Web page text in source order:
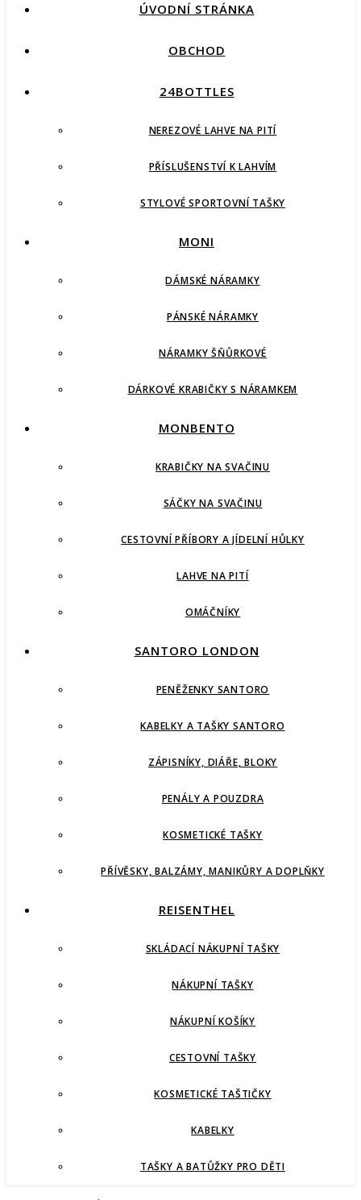
ÚVODNÍ STRÁNKA
OBCHOD
24BOTTLES
NEREZOVÉ LAHVE NA PITÍ
PŘÍSLUŠENSTVÍ K LAHVÍM
STYLOVÉ SPORTOVNÍ TAŠKY
MONI
DÁMSKÉ NÁRAMKY
PÁNSKÉ NÁRAMKY
NÁRAMKY ŠŇŮRKOVÉ
DÁRKOVÉ KRABIČKY S NÁRAMKEM
MONBENTO
KRABIČKY NA SVAČINU
SÁČKY NA SVAČINU
CESTOVNÍ PŘÍBORY A JÍDELNÍ HŮLKY
LAHVE NA PITÍ
OMÁČNÍKY
SANTORO LONDON
PENĚŽENKY SANTORO
KABELKY A TAŠKY SANTORO
ZÁPISNÍKY, DIÁŘE, BLOKY
PENÁLY A POUZDRA
KOSMETICKÉ TAŠKY
PŘÍVĚSKY, BALZÁMY, MANIKŮRY A DOPLŇKY
REISENTHEL
SKLÁDACÍ NÁKUPNÍ TAŠKY
NÁKUPNÍ TAŠKY
NÁKUPNÍ KOŠÍKY
CESTOVNÍ TAŠKY
KOSMETICKÉ TAŠTIČKY
KABELKY
TAŠKY A BATŮŽKY PRO DĚTI